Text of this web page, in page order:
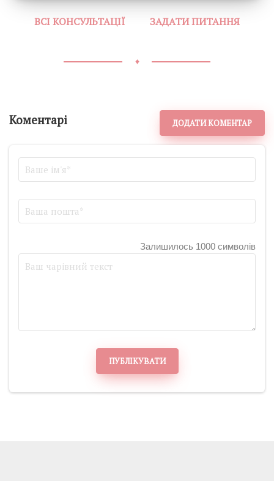
ВСІ КОНСУЛЬТАЦІЇ ЗАДАТИ ПИТАННЯ
♦
Коментарі ДОДАТИ КОМЕНТАР
Залишилось 1000 символів
ПУБЛІКУВАТИ